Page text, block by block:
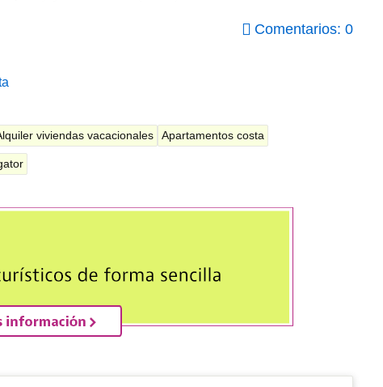
Comentarios: 0
viviendas vacacionales Apartamentos costa